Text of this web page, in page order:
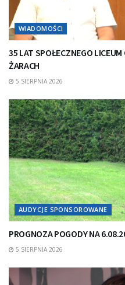
WIADOMOŚCI
35 LAT SPOŁECZNEGO
ŻARACH
5 SIERPNIA 2026
AUDYCJE SPONSOROWANE
PROGNOZA POGODY NA
5 SIERPNIA 2026